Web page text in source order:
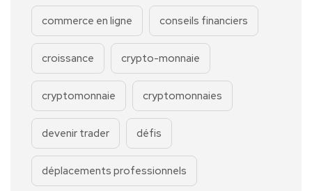
commerce en ligne conseils financiers
croissance crypto-monnaie
cryptomonnaie cryptomonnaies
devenir trader défis
déplacements professionnels